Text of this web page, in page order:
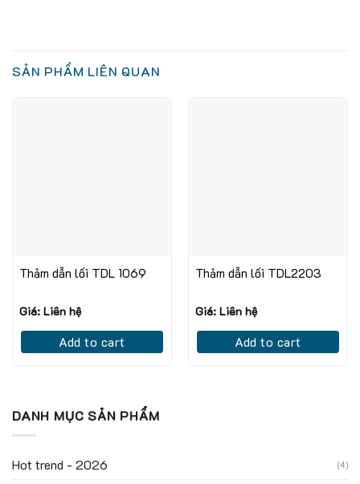
SẢN PHẨM LIÊN QUAN
Thảm dẫn lối TDL 1069
Giá: Liên hệ
Add to cart
Thảm dẫn lối TDL2203
Giá: Liên hệ
Add to cart
DANH MỤC SẢN PHẨM
Hot trend - 2026 (4)